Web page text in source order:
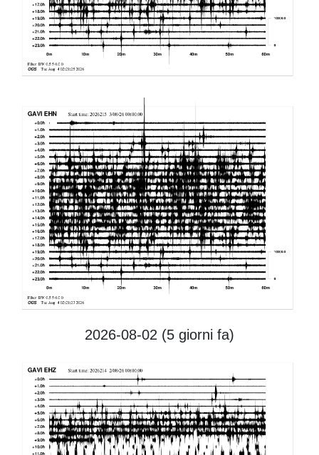
2026-08-02 (5 giorni fa)